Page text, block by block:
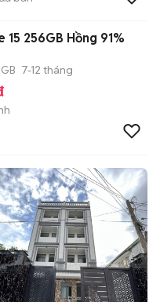
256GB Hồng 91%
7-12 tháng